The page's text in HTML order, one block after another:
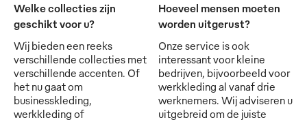
Welke collecties zijn
geschikt voor u?
Wij bieden een reeks
verschillende collecties met
verschillende accenten. Of
het nu gaat om
businesskleding,
werkkleding of
Hoeveel mensen moeten
worden uitgerust?
Onze service is ook
interessant voor kleine
bedrijven, bijvoorbeeld voor
werkkleding al vanaf drie
werknemers. Wij adviseren u
uitgebreid om de juiste